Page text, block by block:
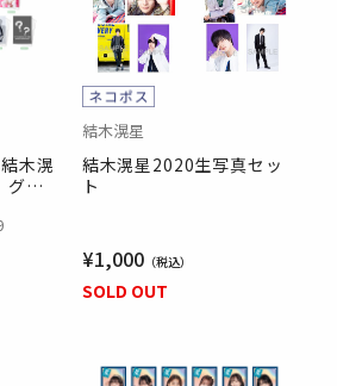
木滉
グッ
SOLD OUT
結木滉星
結木滉星2020生写真セッ
ト
¥1,000